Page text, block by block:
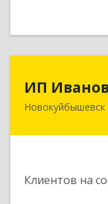
ИП
Новокуйбышевск
Клиентов на